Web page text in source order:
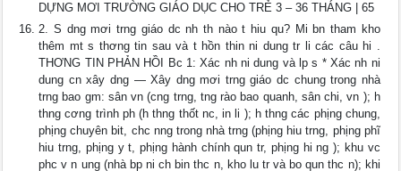
DỰNG MƠI TRƯỜNG GIÁO DỤC CHO TRẺ 3 – 36 THÁNG | 65
2. S dng mơi trng giáo dc nh th nào t hiu qu? Mi bn tham kho
thêm mt s thơng tin sau và t hồn thin ni dung tr li các câu hi .
THƠNG TIN PHẢN HỒI Bc 1: Xác nh ni dung và lp s * Xác nh ni
dung cn xây dng — Xây dng mơi trng giáo dc chung trong nhà
trng bao gm: sân vn (cng trng, tng rào bao quanh, sân chi, vn ); h
thng cơng trình ph (h thng thốt nc, in li ); h thng các phịng chung,
phịng chuyên bit, chc nng trong nhà trng (phịng hiu trng, phịng phĩ
hiu trng, phịng y t, phịng hành chính qun tr, phịng hi ng ); khu vc
phc v n ung (nhà bp ni ch bin thc n, kho lu tr và bo qun thc n); khi